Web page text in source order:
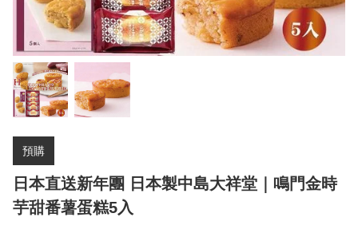
預購
日本直送新年團 日本製中島大祥堂｜鳴門金時
芋甜番薯蛋糕5入